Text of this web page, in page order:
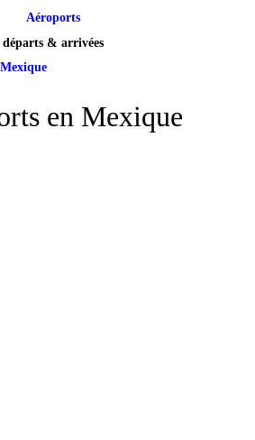
Aéroports
départs & arrivées
en Mexique